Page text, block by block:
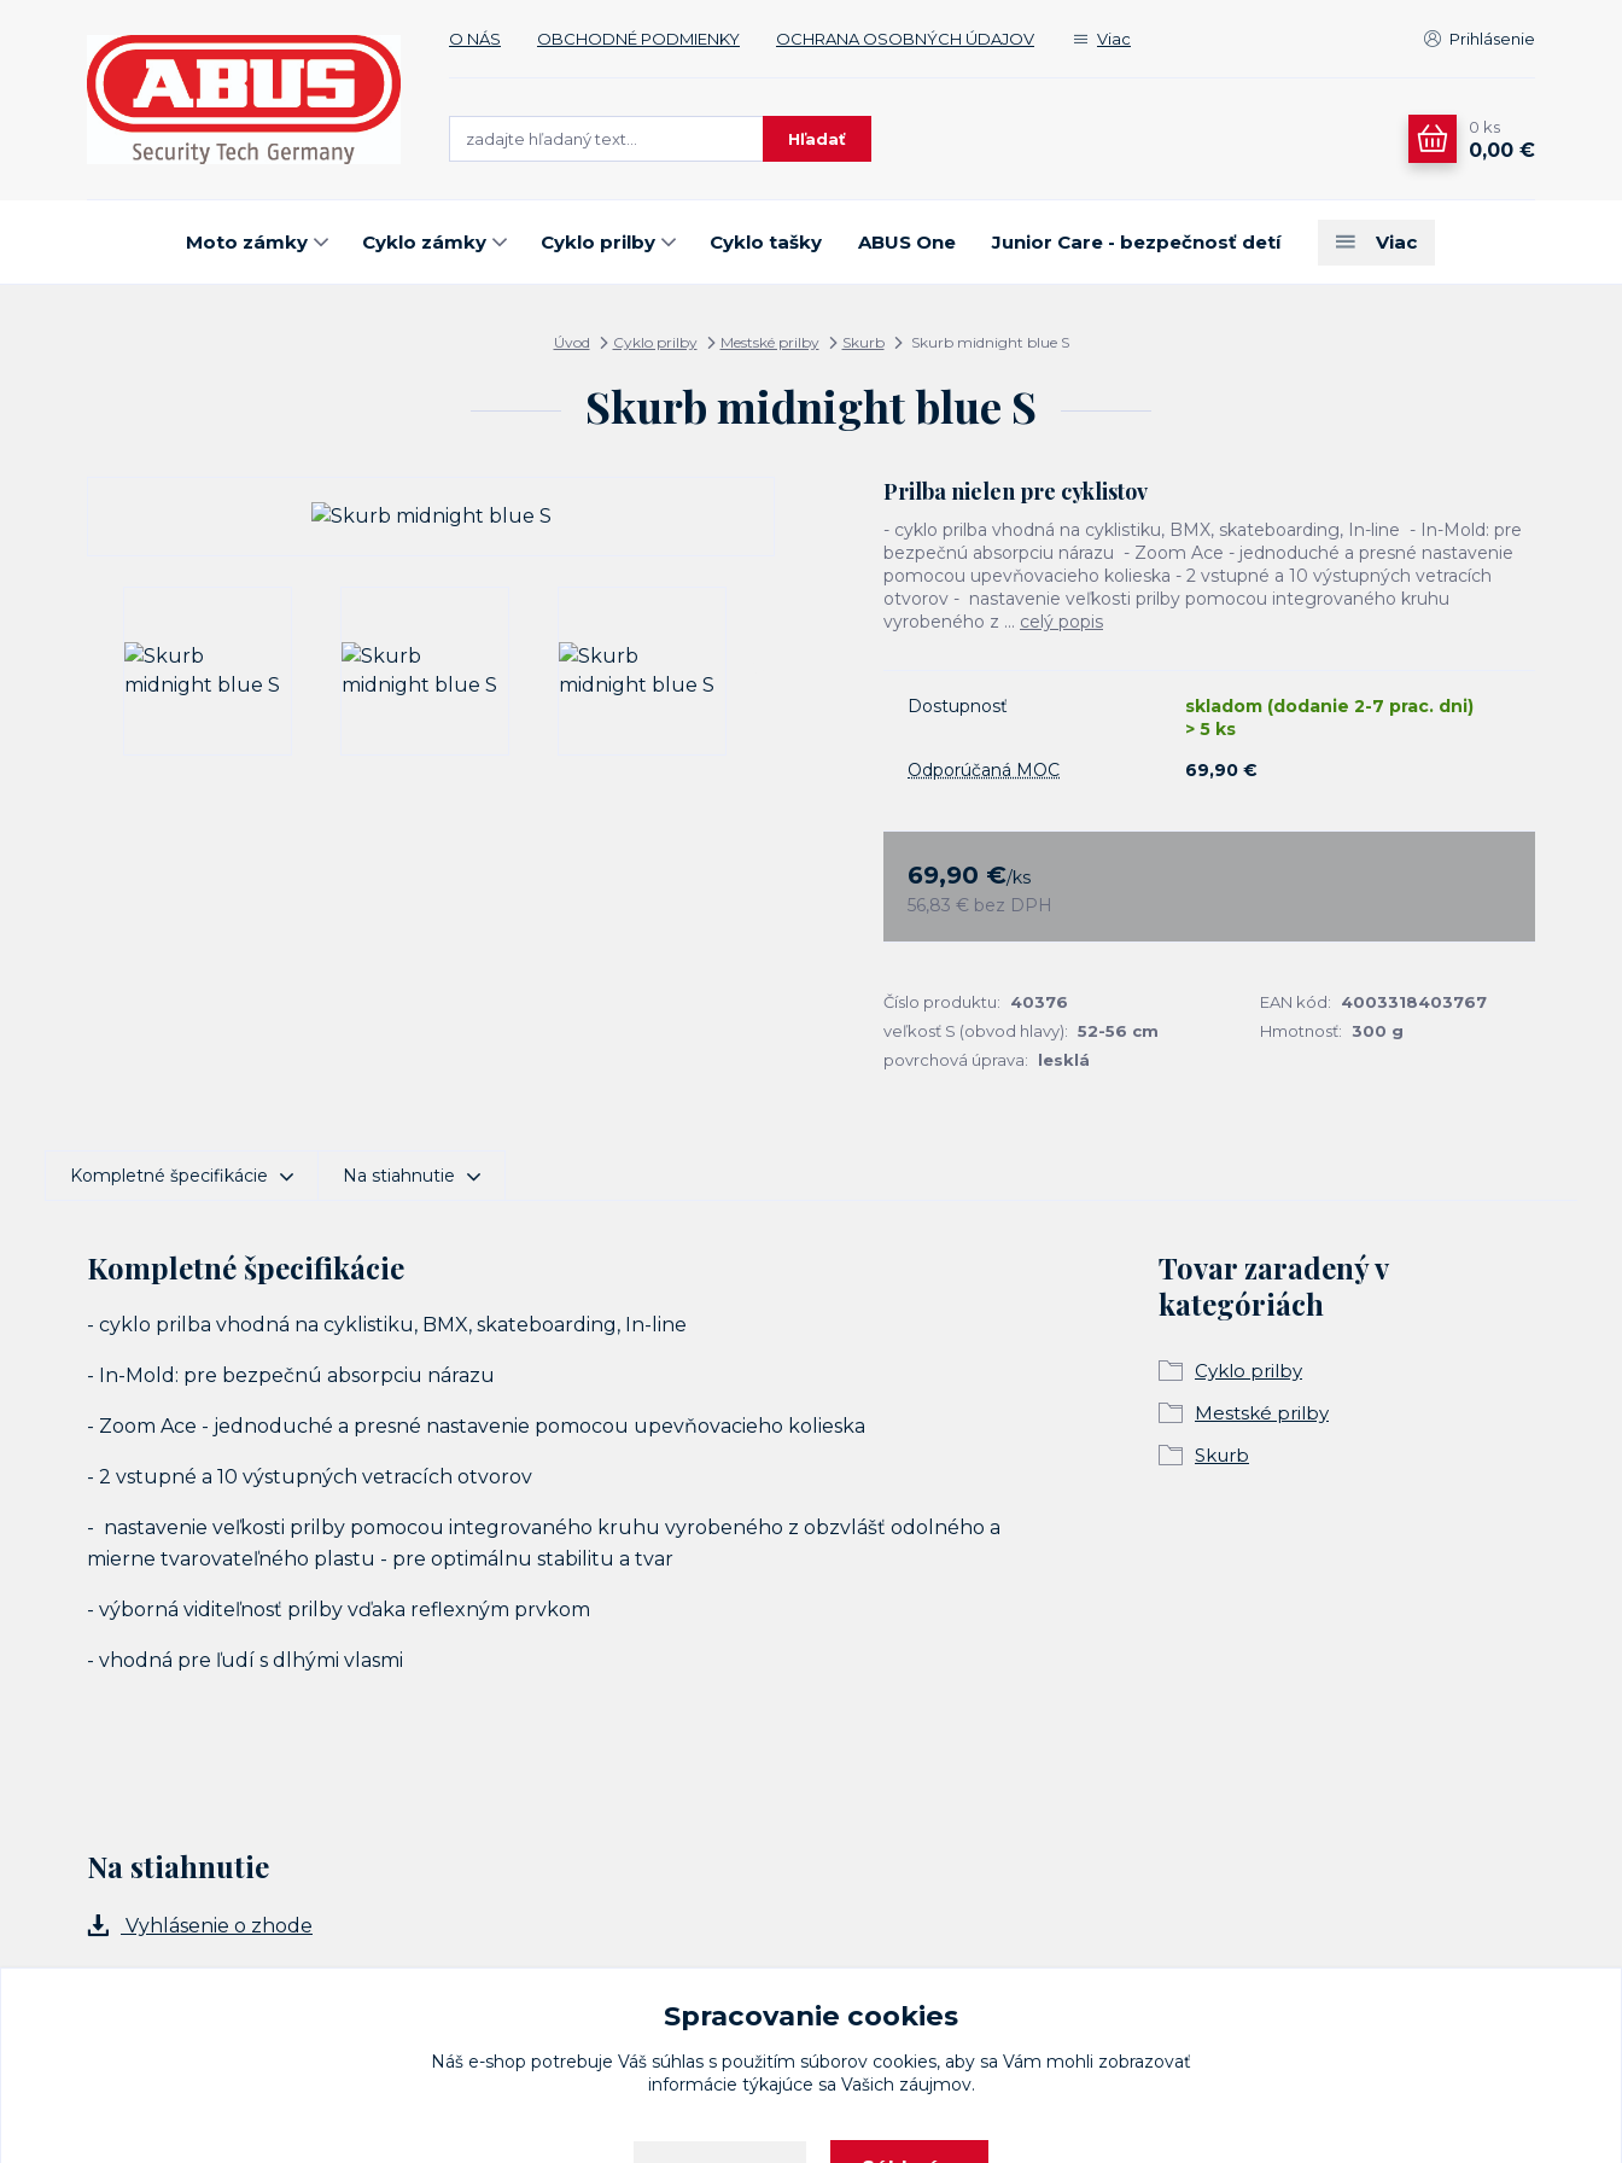
O NÁS OBCHODNÉ PODMIENKY OCHRANA OSOBNÝCH ÚDAJOV Viac Prihlásenie
Hľadať
0 ks
0,00 €
Moto zámky Cyklo zámky Cyklo prilby Cyklo tašky ABUS One Junior Care - bezpečnosť detí Viac
Úvod Cyklo prilby Mestské prilby Skurb Skurb midnight blue S
Skurb midnight blue S
Prilba nielen pre cyklistov
- cyklo prilba vhodná na cyklistiku, BMX, skateboarding, In-line - In-Mold: pre
bezpečnú absorpciu nárazu - Zoom Ace - jednoduché a presné nastavenie
pomocou upevňovacieho kolieska - 2 vstupné a 10 výstupných vetracích
otvorov - nastavenie veľkosti prilby pomocou integrovaného kruhu
vyrobeného z ... celý popis
Dostupnosť
skladom (dodanie 2-7 prac. dni)
> 5 ks
Odporúčaná MOC
69,90 €
69,90 €/ks
56,83 € bez DPH
Číslo produktu: 40376 EAN kód:
4003318403767
veľkosť S (obvod hlavy): 52-56 cm Hmotnosť:
300 g
povrchová úprava:
lesklá
Kompletné špecifikácie Na stiahnutie
Kompletné špecifikácie
- cyklo prilba vhodná na cyklistiku, BMX, skateboarding, In-line
- In-Mold: pre bezpečnú absorpciu nárazu
- Zoom Ace - jednoduché a presné nastavenie pomocou upevňovacieho kolieska
- 2 vstupné a 10 výstupných vetracích otvorov
- nastavenie veľkosti prilby pomocou integrovaného kruhu vyrobeného z obzvlášť odolného a
mierne tvarovateľného plastu - pre optimálnu stabilitu a tvar
- výborná viditeľnosť prilby vďaka reflexným prvkom
- vhodná pre ľudí s dlhými vlasmi
Tovar zaradený v
kategóriách
Cyklo prilby
Mestské prilby
Skurb
Na stiahnutie
Vyhlásenie o zhode
Spracovanie cookies
Náš e-shop potrebuje Váš súhlas s použitím súborov cookies, aby sa Vám mohli zobrazovať
informácie týkajúce sa Vašich záujmov.